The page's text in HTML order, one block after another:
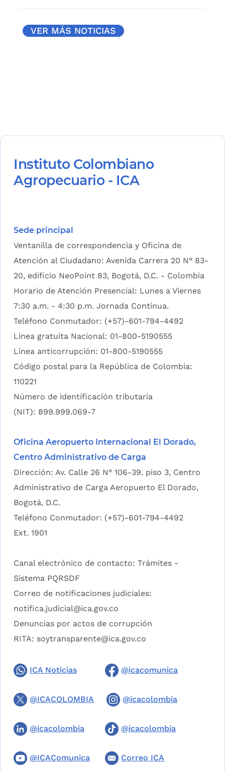
VER MÁS NOTICIAS
Instituto Colombiano
Agropecuario - ICA
Sede principal
Ventanilla de correspondencia y Oficina de
Atención al Ciudadano: Avenida Carrera 20 N° 83-
20, edificio NeoPoint 83, Bogotá, D.C. - Colombia
Horario de Atención Presencial: Lunes a Viernes
7:30 a.m. - 4:30 p.m. Jornada Continua.
Teléfono Conmutador: (+57)-601-794-4492
Linea gratuita Nacional: 01-800-5190555
Línea anticorrupción: 01-800-5190555
Código postal para la República de Colombia:
110221
Número de identificación tributaria
(NIT): 899.999.069-7
Oficina Aeropuerto Internacional El Dorado,
Centro Administrativo de Carga
Dirección: Av. Calle 26 N° 106-39. piso 3, Centro
Administrativo de Carga Aeropuerto El Dorado,
Bogotá, D.C.
Teléfono Conmutador: (+57)-601-794-4492
Ext. 1901
Canal electrónico de contacto: Trámites -
Sistema PQRSDF
Correo de notificaciones judiciales:
notifica.judicial@ica.gov.co
Denuncias por actos de corrupción
RITA: soytransparente@ica.gov.co
ICA Noticias @icacomunica
@ICACOLOMBIA @icacolombia
@icacolombia @icacolombia
@ICAComunica Correo ICA